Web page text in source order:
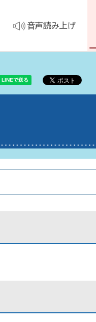
音声読み上げ